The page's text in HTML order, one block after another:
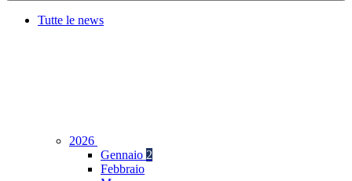
Tutte le news
2026
Gennaio 2
Febbraio